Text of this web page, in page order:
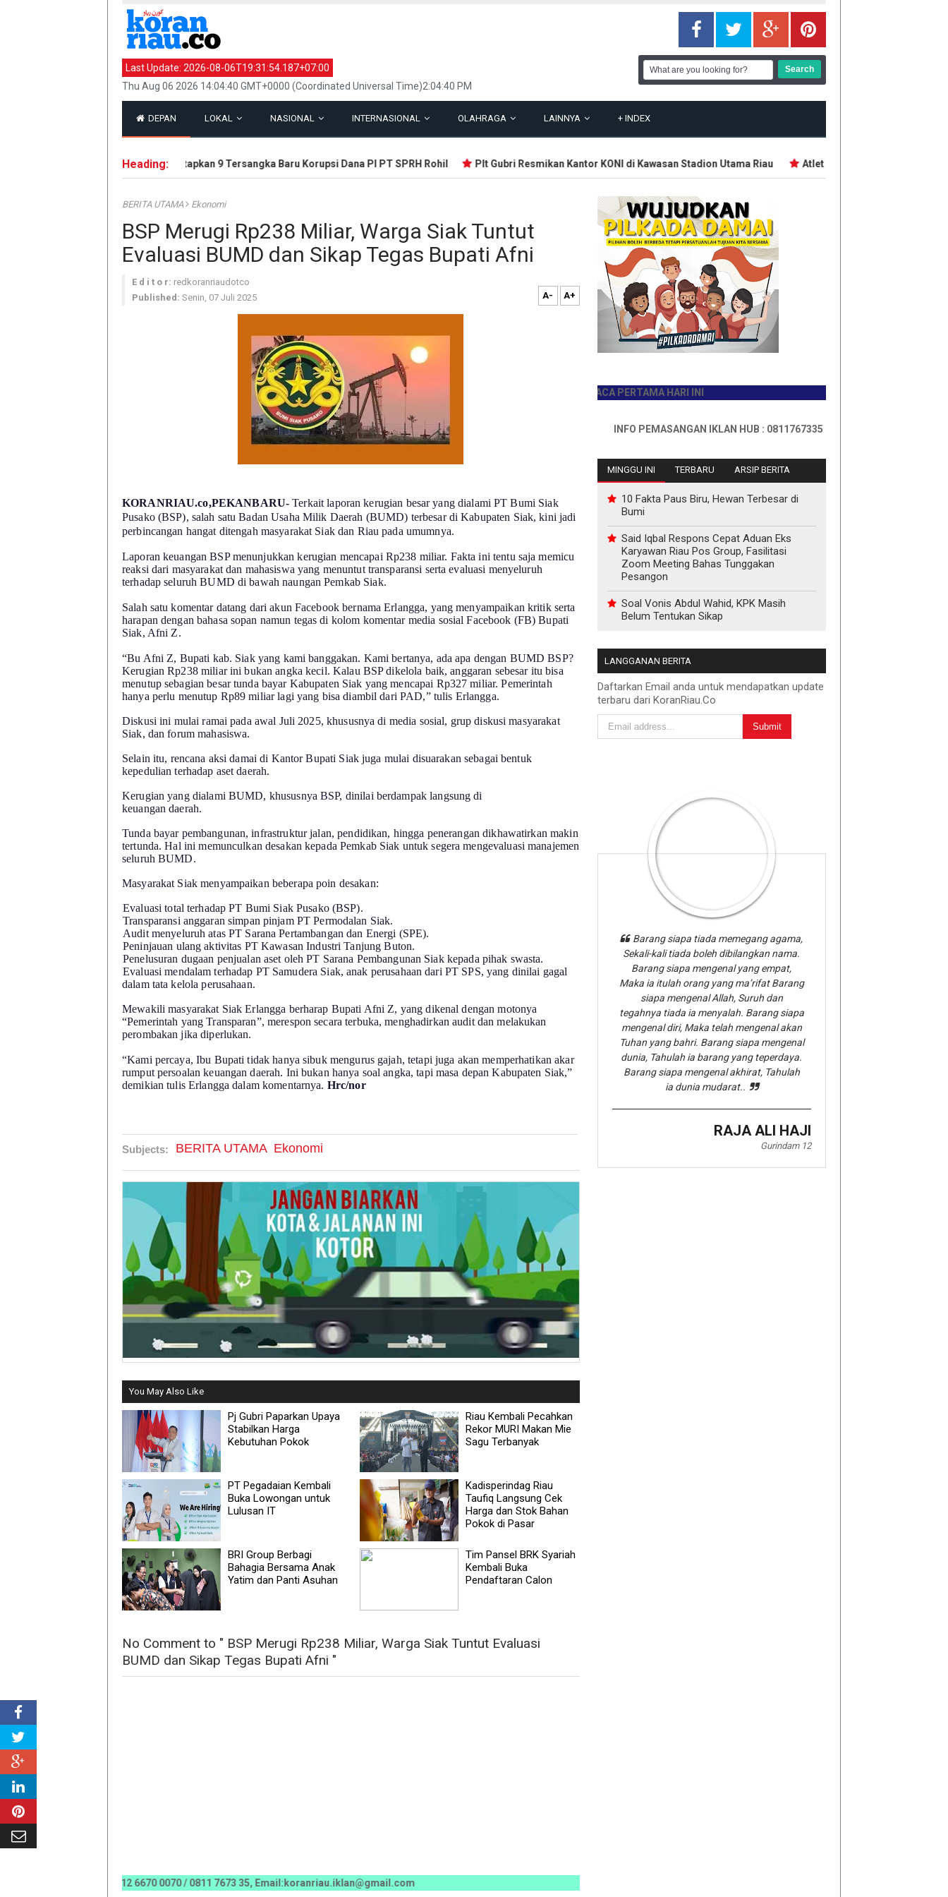
Last Update: 2026-08-06T19:31:54.187+07:00
Thu Aug 06 2026 14:04:40 GMT+0000 (Coordinated Universal Time)2:04:40 PM
DEPAN LOKAL NASIONAL INTERNASIONAL OLAHRAGA LAINNYA + INDEX
Heading:
Kejati Riau Tetapkan 9 Tersangka Baru Korupsi Dana PI PT SPRH Rohil Plt Gubri Resmikan Kantor KONI di Kawasan Stadion Utama Riau Atlet dan Pelatih Demo Tuntut
BERITA UTAMA Ekonomi
BSP Merugi Rp238 Miliar, Warga Siak Tuntut
Evaluasi BUMD dan Sikap Tegas Bupati Afni
E d i t o r: redkoranriaudotco
Published: Senin, 07 Juli 2025 A- A+
KORANRIAU.co,PEKANBARU-Terkait laporan kerugian besar yang dialami PT Bumi Siak
Pusako (BSP), salah satu Badan Usaha Milik Daerah (BUMD) terbesar di Kabupaten Siak, kini jadi
perbincangan hangat ditengah masyarakat Siak dan Riau pada umumnya.
Laporan keuangan BSP menunjukkan kerugian mencapai Rp238 miliar. Fakta ini tentu saja memicu
reaksi dari masyarakat dan mahasiswa yang menuntut transparansi serta evaluasi menyeluruh
terhadap seluruh BUMD di bawah naungan Pemkab Siak.
Salah satu komentar datang dari akun Facebook bernama Erlangga, yang menyampaikan kritik serta
harapan dengan bahasa sopan namun tegas di kolom komentar media sosial Facebook (FB) Bupati
Siak, Afni Z.
“Bu Afni Z, Bupati kab. Siak yang kami banggakan. Kami bertanya, ada apa dengan BUMD BSP?
Kerugian Rp238 miliar ini bukan angka kecil. Kalau BSP dikelola baik, anggaran sebesar itu bisa
menutup sebagian besar tunda bayar Kabupaten Siak yang mencapai Rp327 miliar. Pemerintah
hanya perlu menutup Rp89 miliar lagi yang bisa diambil dari PAD,” tulis Erlangga.
Diskusi ini mulai ramai pada awal Juli 2025, khususnya di media sosial, grup diskusi masyarakat
Siak, dan forum mahasiswa.
Selain itu, rencana aksi damai di Kantor Bupati Siak juga mulai disuarakan sebagai bentuk
kepedulian terhadap aset daerah.
Kerugian yang dialami BUMD, khususnya BSP, dinilai berdampak langsung di
keuangan daerah.
Tunda bayar pembangunan, infrastruktur jalan, pendidikan, hingga penerangan dikhawatirkan makin
tertunda. Hal ini memunculkan desakan kepada Pemkab Siak untuk segera mengevaluasi manajemen
seluruh BUMD.
Masyarakat Siak menyampaikan beberapa poin desakan:
Evaluasi total terhadap PT Bumi Siak Pusako (BSP).
Transparansi anggaran simpan pinjam PT Permodalan Siak.
Audit menyeluruh atas PT Sarana Pertambangan dan Energi (SPE).
Peninjauan ulang aktivitas PT Kawasan Industri Tanjung Buton.
Penelusuran dugaan penjualan aset oleh PT Sarana Pembangunan Siak kepada pihak swasta.
Evaluasi mendalam terhadap PT Samudera Siak, anak perusahaan dari PT SPS, yang dinilai gagal
dalam tata kelola perusahaan.
Mewakili masyarakat Siak Erlangga berharap Bupati Afni Z, yang dikenal dengan motonya
“Pemerintah yang Transparan”, merespon secara terbuka, menghadirkan audit dan melakukan
perombakan jika diperlukan.
“Kami percaya, Ibu Bupati tidak hanya sibuk mengurus gajah, tetapi juga akan memperhatikan akar
rumput persoalan keuangan daerah. Ini bukan hanya soal angka, tapi masa depan Kabupaten Siak,”
demikian tulis Erlangga dalam komentarnya. Hrc/nor
Subjects: BERITA UTAMA Ekonomi
You May Also Like
Pj Gubri Paparkan Upaya
Stabilkan Harga
Kebutuhan Pokok
Riau Kembali Pecahkan
Rekor MURI Makan Mie
Sagu Terbanyak
PT Pegadaian Kembali
Buka Lowongan untuk
Lulusan IT
Kadisperindag Riau
Taufiq Langsung Cek
Harga dan Stok Bahan
Pokok di Pasar
BRI Group Berbagi
Bahagia Bersama Anak
Yatim dan Panti Asuhan
Tim Pansel BRK Syariah
Kembali Buka
Pendaftaran Calon
No Comment to " BSP Merugi Rp238 Miliar, Warga Siak Tuntut Evaluasi
BUMD dan Sikap Tegas Bupati Afni "
IKLAN HUB 0812 6670 0070 / 0811 7673 35, Email:koranriau.iklan@gmail.com
JADILAH PEMBACA PERTAMA HARI INI
INFO PEMASANGAN IKLAN HUB : 0811767335
MINGGU INI TERBARU ARSIP BERITA
10 Fakta Paus Biru, Hewan Terbesar di
Bumi
Said Iqbal Respons Cepat Aduan Eks
Karyawan Riau Pos Group, Fasilitasi
Zoom Meeting Bahas Tunggakan
Pesangon
Soal Vonis Abdul Wahid, KPK Masih
Belum Tentukan Sikap
LANGGANAN BERITA
Daftarkan Email anda untuk mendapatkan update
terbaru dari KoranRiau.Co
Barang siapa tiada memegang agama,
Sekali-kali tiada boleh dibilangkan nama.
Barang siapa mengenal yang empat,
Maka ia itulah orang yang ma’rifat Barang
siapa mengenal Allah, Suruh dan
tegahnya tiada ia menyalah. Barang siapa
mengenal diri, Maka telah mengenal akan
Tuhan yang bahri. Barang siapa mengenal
dunia, Tahulah ia barang yang teperdaya.
Barang siapa mengenal akhirat, Tahulah
ia dunia mudarat..
RAJA ALI HAJI
Gurindam 12